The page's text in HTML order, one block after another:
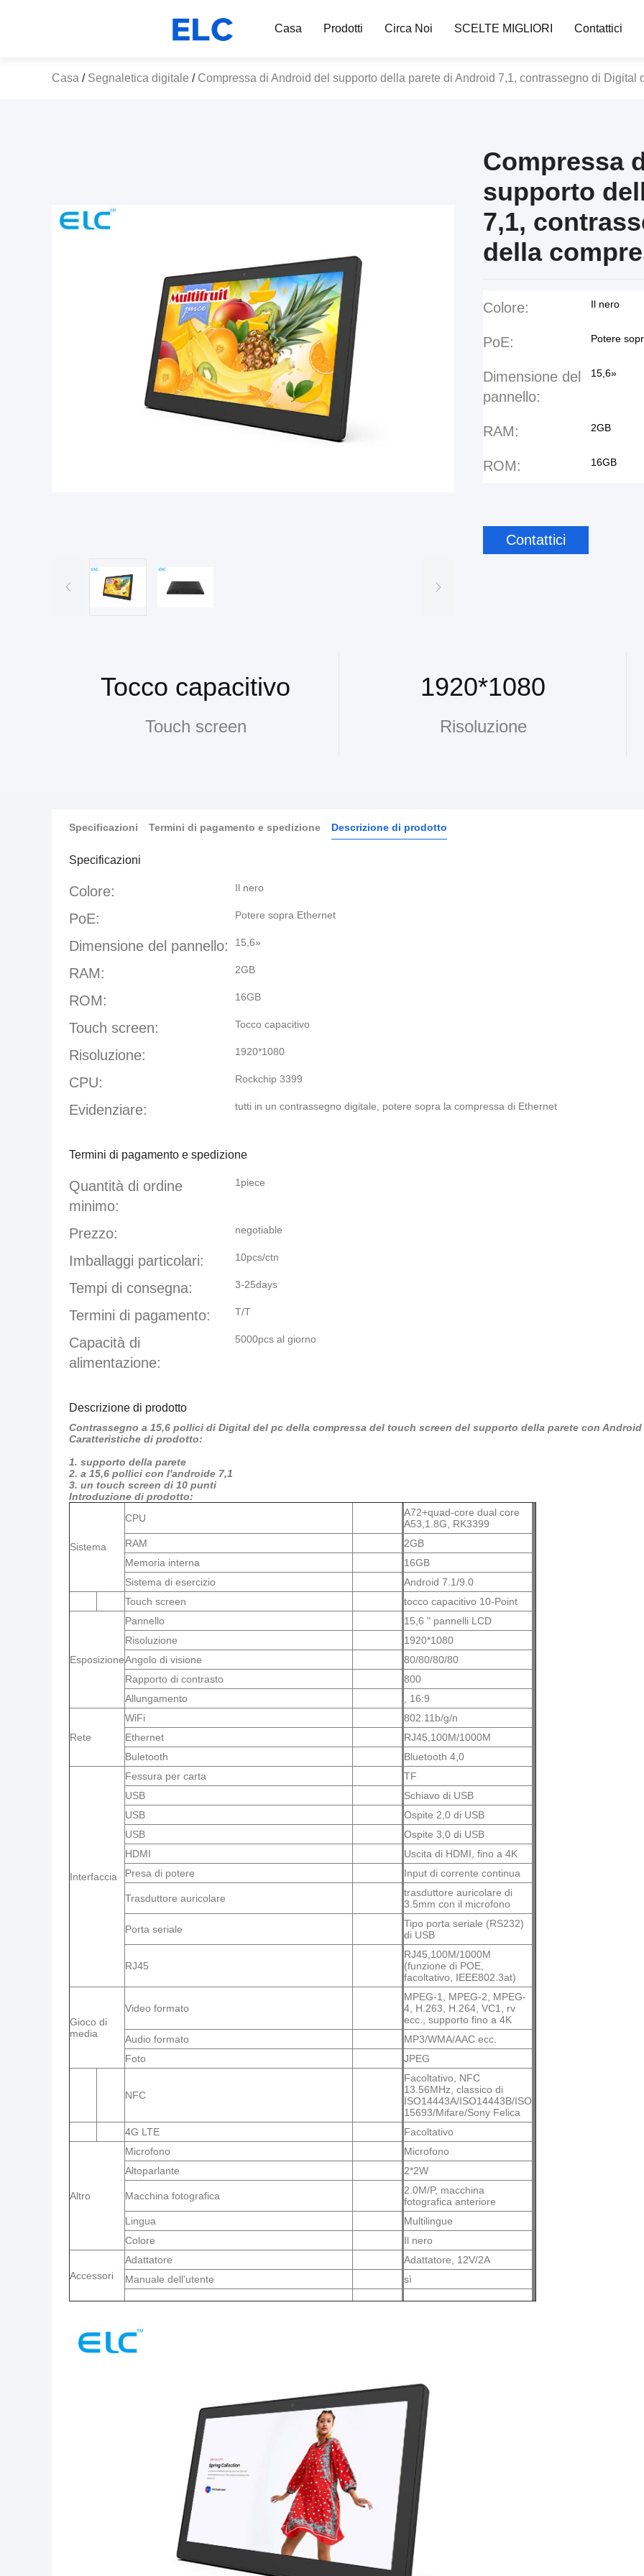
Casa Prodotti Circa Noi SCELTE MIGLIORI Contattici
Casa / Segnaletica digitale / Compressa di Android del supporto della parete di Android 7,1, contrassegno di Digital
Compressa
supporto
7,1,
della
Colore: Il nero
PoE: Potere
Dimensione del
pannello:
15,6»
RAM: 2GB
ROM: 16GB
Contattici
Tocco capacitivo
Touch screen
1920*1080
Risoluzione
Specificazioni Termini di pagamento e spedizione Descrizione di prodotto
Specificazioni
Colore: Il nero
PoE: Potere sopra Ethernet
Dimensione del pannello: 15,6»
RAM: 2GB
ROM: 16GB
Touch screen: Tocco capacitivo
Risoluzione: 1920*1080
CPU: Rockchip 3399
Evidenziare: tutti in un contrassegno digitale potere sopra la compressa di Ethernet
Termini di pagamento e spedizione
Quantità di ordine
minimo:
1piece
Prezzo: negotiable
Imballaggi particolari: 10pcs/ctn
Tempi di consegna: 3-25days
Termini di pagamento: T/T
Capacità di
alimentazione:
5000pcs al giorno
Descrizione di prodotto
Contrassegno a 15,6 pollici di Digital del pc della compressa del touch screen del supporto della parete con Android
Caratteristiche di prodotto:
1. supporto della parete
2. a 15,6 pollici con l'androide 7,1
3. un touch screen di 10 punti
Introduzione di prodotto:
Sistema
CPU
A72+quad-core dual core
A53,1.8G, RK3399
RAM
2GB
Memoria interna
16GB
Sistema di esercizio
Android 7.1/9.0
Touch screen
tocco capacitivo 10-Point
Esposizione
Pannello
15,6 " pannelli LCD
Risoluzione
1920*1080
Angolo di visione
80/80/80/80
Rapporto di contrasto
800
Allungamento
, 16:9
Rete
WiFi
802.11b/g/n
Ethernet
RJ45,100M/1000M
Buletooth
Bluetooth 4,0
Interfaccia
Fessura per carta
TF
USB
Schiavo di USB
USB
Ospite 2,0 di USB
USB
Ospite 3,0 di USB
HDMI
Uscita di HDMI, fino a 4K
Presa di potere
Input di corrente continua
Trasduttore auricolare
trasduttore auricolare di
3.5mm con il microfono
Porta seriale
Tipo porta seriale (RS232)
di USB
RJ45
RJ45,100M/1000M
(funzione di POE,
facoltativo, IEEE802.3at)
Gioco di
media
Video formato
MPEG-1, MPEG-2, MPEG-
4, H.263, H.264, VC1, rv
ecc., supporto fino a 4K
Audio formato
MP3/WMA/AAC ecc.
Foto
JPEG
NFC
Facoltativo, NFC
13.56MHz, classico di
ISO14443A/ISO14443B/ISO
15693/Mifare/Sony Felica
4G LTE
Facoltativo
Altro
Microfono
Microfono
Altoparlante
2*2W
Macchina fotografica
2.0M/P, macchina
fotografica anteriore
Lingua
Multilingue
Colore
Il nero
Accessori
Adattatore
Adattatore, 12V/2A
Manuale dell'utente
sì